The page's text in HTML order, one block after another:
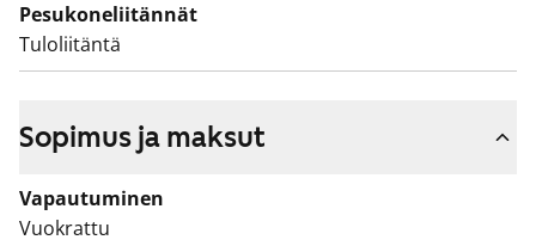
Pesukoneliitännät
Tuloliitäntä
Sopimus ja maksut
Vapautuminen
Vuokrattu